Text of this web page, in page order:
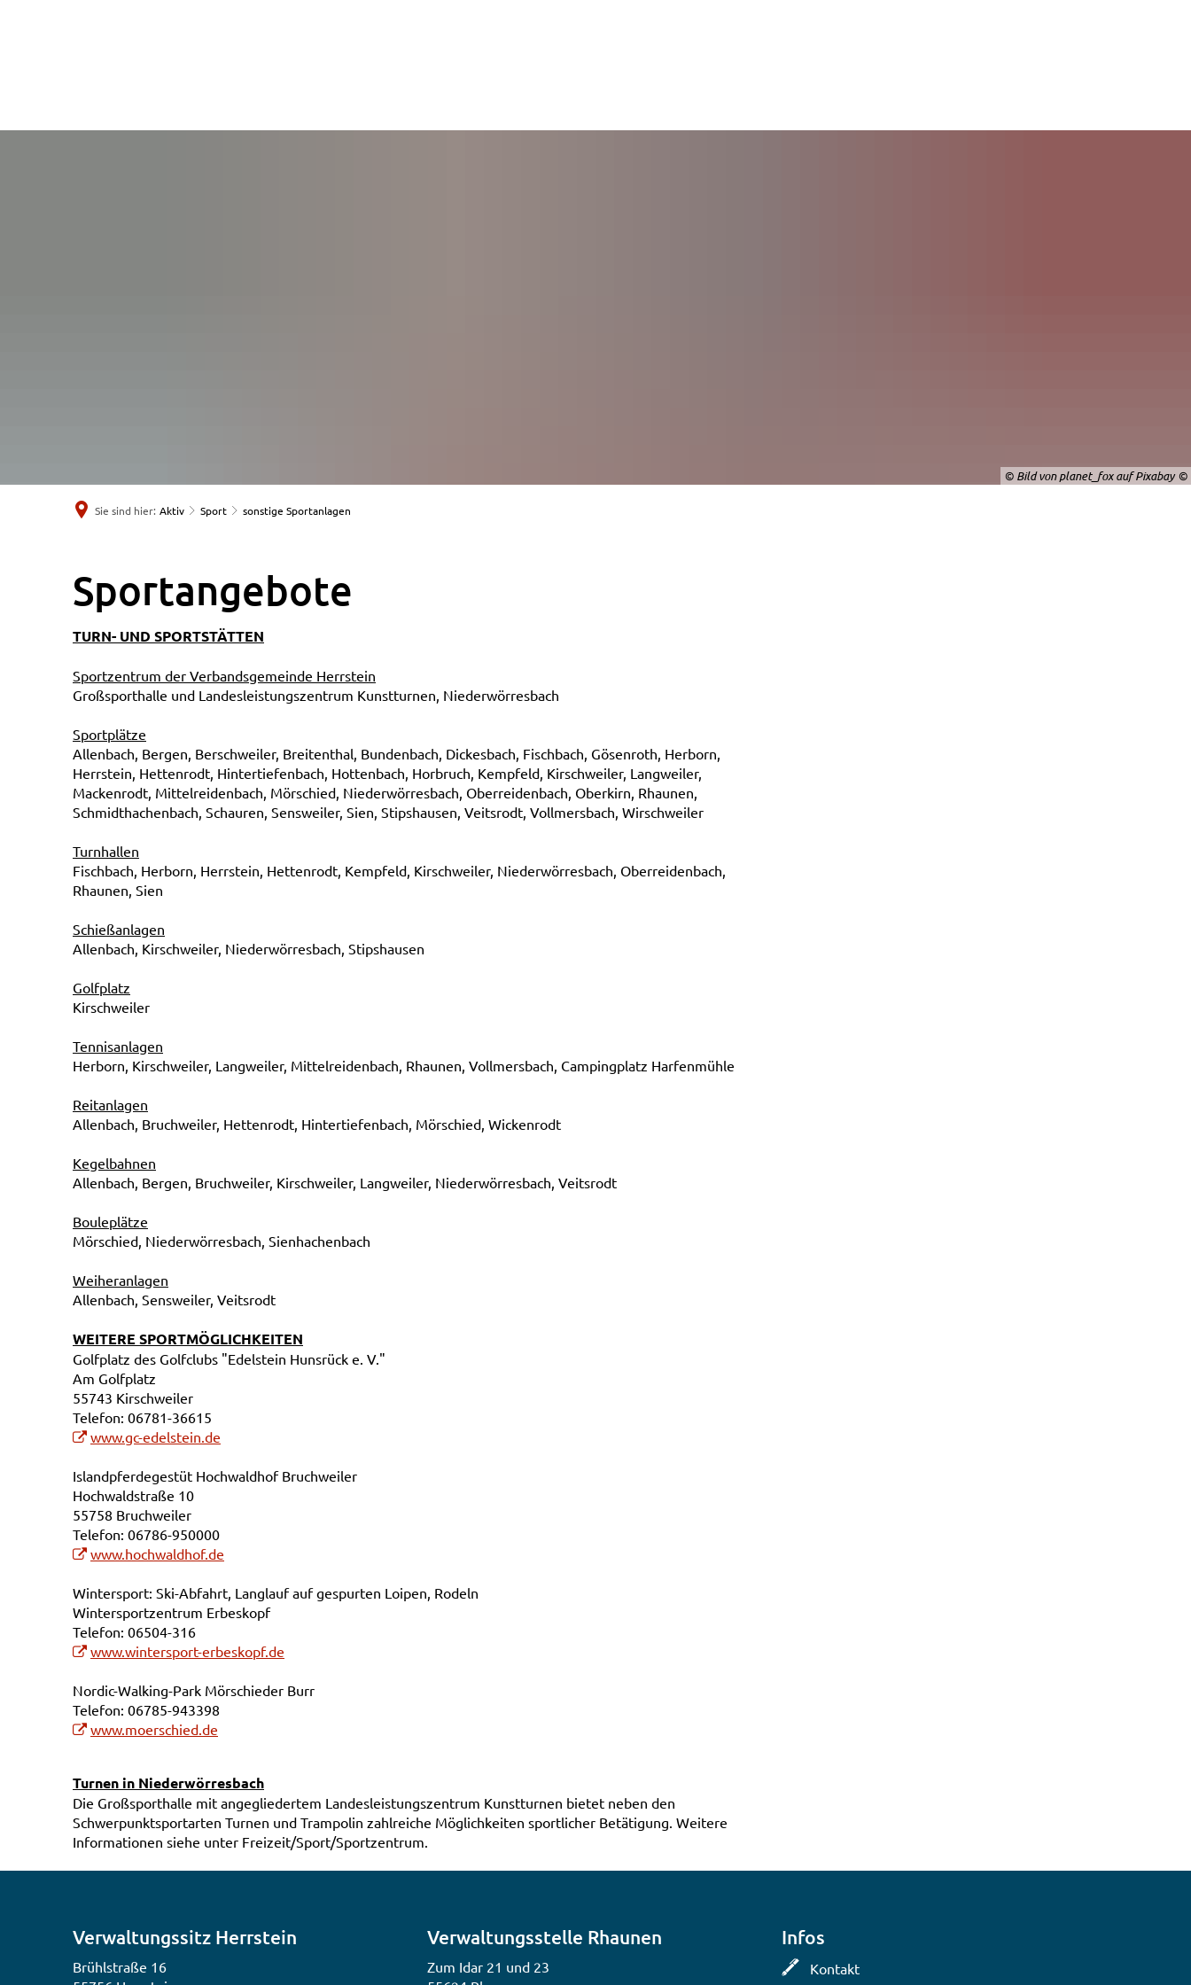
© Bild von planet_fox auf Pixabay
Sie sind hier: Aktiv Sport sonstige Sportanlagen
sonstige
Sportanlagen
Sportangebote
TURN- UND SPORTSTÄTTEN
Sportzentrum der Verbandsgemeinde Herrstein
Großsporthalle und Landesleistungszentrum Kunstturnen, Niederwörresbach
Sportplätze
Allenbach, Bergen, Berschweiler, Breitenthal, Bundenbach, Dickesbach, Fischbach, Gösenroth, Herborn,
Herrstein, Hettenrodt, Hintertiefenbach, Hottenbach, Horbruch, Kempfeld, Kirschweiler, Langweiler,
Mackenrodt, Mittelreidenbach, Mörschied, Niederwörresbach, Oberreidenbach, Oberkirn, Rhaunen,
Schmidthachenbach, Schauren, Sensweiler, Sien, Stipshausen, Veitsrodt, Vollmersbach, Wirschweiler
Turnhallen
Fischbach, Herborn, Herrstein, Hettenrodt, Kempfeld, Kirschweiler, Niederwörresbach, Oberreidenbach,
Rhaunen, Sien
Schießanlagen
Allenbach, Kirschweiler, Niederwörresbach, Stipshausen
Golfplatz
Kirschweiler
Tennisanlagen
Herborn, Kirschweiler, Langweiler, Mittelreidenbach, Rhaunen, Vollmersbach, Campingplatz Harfenmühle
Reitanlagen
Allenbach, Bruchweiler, Hettenrodt, Hintertiefenbach, Mörschied, Wickenrodt
Kegelbahnen
Allenbach, Bergen, Bruchweiler, Kirschweiler, Langweiler, Niederwörresbach, Veitsrodt
Bouleplätze
Mörschied, Niederwörresbach, Sienhachenbach
Weiheranlagen
Allenbach, Sensweiler, Veitsrodt
WEITERE SPORTMÖGLICHKEITEN
Golfplatz des Golfclubs "Edelstein Hunsrück e. V."
Am Golfplatz
55743 Kirschweiler
Telefon: 06781-36615
www.gc-edelstein.de
Islandpferdegestüt Hochwaldhof Bruchweiler
Hochwaldstraße 10
55758 Bruchweiler
Telefon: 06786-950000
www.hochwaldhof.de
Wintersport: Ski-Abfahrt, Langlauf auf gespurten Loipen, Rodeln
Wintersportzentrum Erbeskopf
Telefon: 06504-316
www.wintersport-erbeskopf.de
Nordic-Walking-Park Mörschieder Burr
Telefon: 06785-943398
www.moerschied.de
Turnen in Niederwörresbach
Die Großsporthalle mit angegliedertem Landesleistungszentrum Kunstturnen bietet neben den
Schwerpunktsportarten Turnen und Trampolin zahlreiche Möglichkeiten sportlicher Betätigung. Weitere
Informationen siehe unter Freizeit/Sport/Sportzentrum.
Verwaltungssitz Herrstein
Brühlstraße 16
Verwaltungsstelle Rhaunen
Zum Idar 21 und 23
Infos
Kontakt